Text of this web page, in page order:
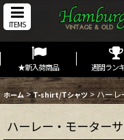
ITEMS
★新入荷商品 週間ラン
ホーム > T-shirt/Tシャツ > ハー
ハーレー・モーター